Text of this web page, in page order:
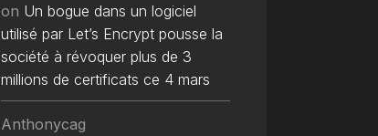
on Un bogue dans un logiciel
utilisé par Let’s Encrypt pousse la
société à révoquer plus de 3
millions de certificats ce 4 mars
Anthonycag